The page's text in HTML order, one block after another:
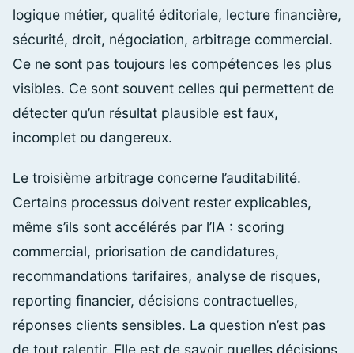
logique métier, qualité éditoriale, lecture financière,
sécurité, droit, négociation, arbitrage commercial.
Ce ne sont pas toujours les compétences les plus
visibles. Ce sont souvent celles qui permettent de
détecter qu’un résultat plausible est faux,
incomplet ou dangereux.
Le troisième arbitrage concerne l’auditabilité.
Certains processus doivent rester explicables,
même s’ils sont accélérés par l’IA : scoring
commercial, priorisation de candidatures,
recommandations tarifaires, analyse de risques,
reporting financier, décisions contractuelles,
réponses clients sensibles. La question n’est pas
de tout ralentir. Elle est de savoir quelles décisions